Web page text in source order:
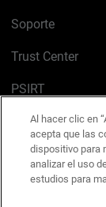
Soporte
Trust Center
PSIRT
Política de
Política de
Kit de medios y
Al hacer clic en
acepta que las
dispositivo para
analizar el uso
estudios para